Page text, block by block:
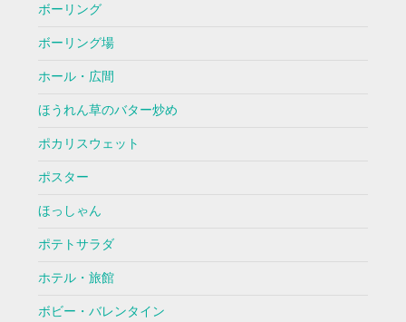
ボーリング
ボーリング場
ホール・広間
ほうれん草のバター炒め
ポカリスウェット
ポスター
ほっしゃん
ポテトサラダ
ホテル・旅館
ボビー・バレンタイン